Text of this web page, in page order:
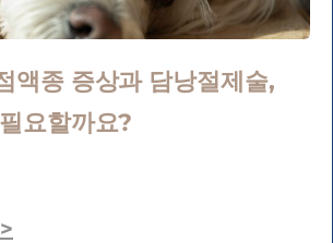
액종 증상과 담낭절제술,
요할까요?